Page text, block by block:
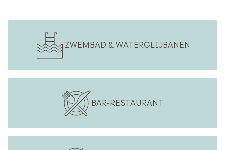
ZWEMBAD & WATERGLIJBANEN
BAR-RESTAURANT